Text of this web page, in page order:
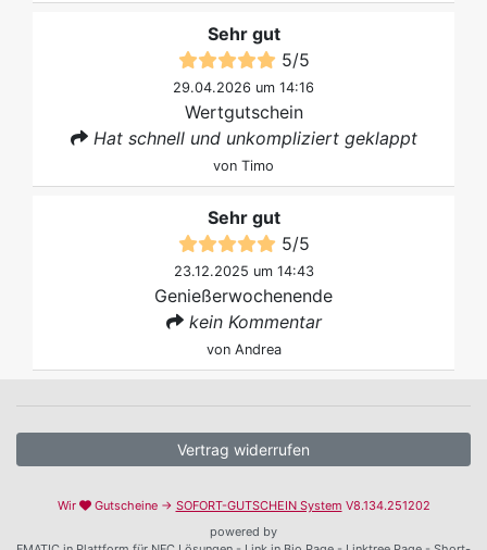
Sehr gut
5/5
29.04.2026 um 14:16
Wertgutschein
Hat schnell und unkompliziert geklappt
von Timo
Sehr gut
5/5
23.12.2025 um 14:43
Genießerwochenende
kein Kommentar
von Andrea
Vertrag widerrufen
Wir Gutscheine → SOFORT-GUTSCHEIN System V8.134.251202
powered by